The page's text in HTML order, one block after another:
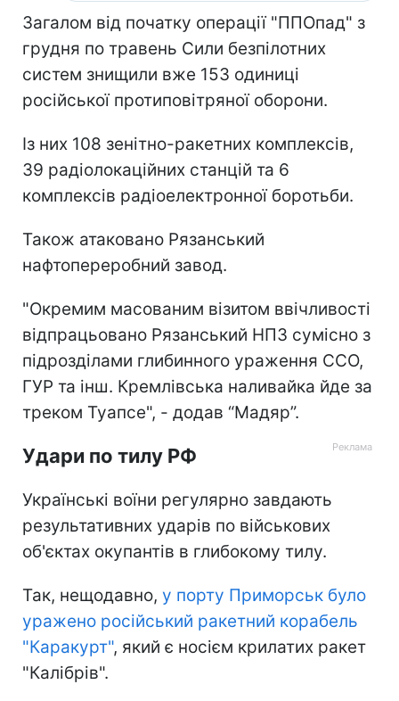
Загалом від початку операції "ППОпад" з
грудня по травень Сили безпілотних
систем знищили вже 153 одиниці
російської протиповітряної оборони.
Із них 108 зенітно-ракетних комплексів,
39 радіолокаційних станцій та 6
комплексів радіоелектронної боротьби.
Також атаковано Рязанський
нафтопереробний завод.
"Окремим масованим візитом ввічливості
відпрацьовано Рязанський НПЗ сумісно з
підрозділами глибинного ураження ССО,
ГУР та інш. Кремлівська наливайка йде за
треком Туапсе", - додав “Мадяр”.
Удари по тилу РФ
Українські воїни регулярно завдають
результативних ударів по військових
об'єктах окупантів в глибокому тилу.
Так, нещодавно, у порту Приморськ було
уражено російський ракетний корабель
"Каракурт", який є носієм крилатих ракет
"Калібрів".